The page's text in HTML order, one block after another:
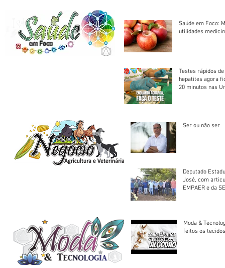
Saúde em Foco:
utilidades
Testes rápidos
hepatites agora
20 minutos nas
Ser ou não ser
Deputado
José, com
EMPAER e da
Moda &
feitos os